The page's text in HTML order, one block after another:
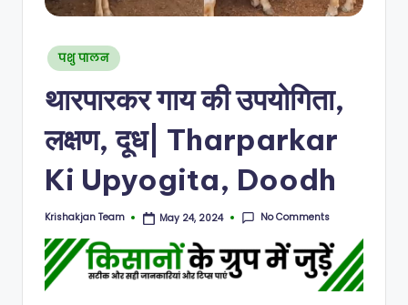
Posted
in
पशु पालन
थारपारकर गाय की उपयोगिता,
लक्षण, दूध| Tharparkar
Ki Upyogita, Doodh
Posted
Krishakjan Team May 24, 2024 No Comments